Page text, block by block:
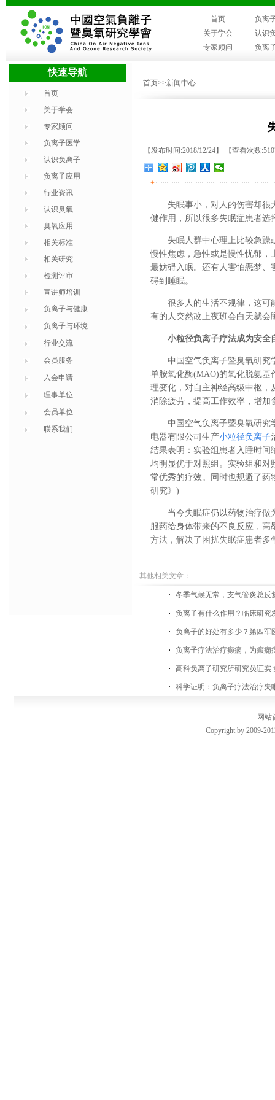
首页
负离
关于学会
认识
专家顾问
负离
快速导航
首页
关于学会
专家顾问
负离子医学
认识负离子
负离子应用
行业资讯
认识臭氧
臭氧应用
相关标准
相关研究
检测评审
宣讲师培训
负离子与健康
负离子与环境
行业交流
会员服务
入会申请
理事单位
会员单位
联系我们
首页>>新闻中心
【发布时间:2018/12/24】 【查看次数
+
失眠事小，对人的伤害却很
健作用，所以很多失眠症患者选
失眠人群中心理上比较急躁
慢性焦虑，急性或是慢性忧郁，
最妨碍入眠。还有人害怕恶梦、
碍到睡眠。
很多人的生活不规律，这可
有的人突然改上夜班会白天就会
小粒径负离子疗法成为安全
中国空气负离子暨臭氧研究
单胺氧化酶(MAO)的氧化脱氨基
理变化，对自主神经高级中枢，
消除疲劳，提高工作效率，增加
中国空气负离子暨臭氧研究
电器有限公司生产小粒径负离子
结果表明：实验组患者入睡时间
均明显优于对照组。实验组和对
常优秀的疗效。同时也规避了
研究》)
当今失眠症仍以药物治疗做
服药给身体带来的不良反应，
方法，解决了困扰失眠症患者多
其他相关文章：
冬季气候无常，支气管炎总反
负离子有什么作用？临床研究
负离子的好处有多少？第四军
负离子疗法治疗癫痫，为癫痫
高科负离子研究所研究员证实
科学证明：负离子疗法治疗失
网站
Copyright by 2009-